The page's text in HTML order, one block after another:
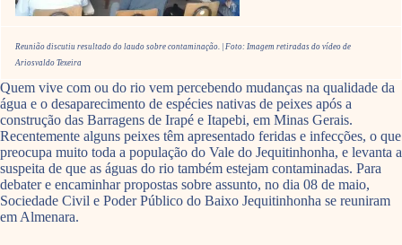
Reunião discutiu resultado do laudo sobre contaminação. | Foto: Imagem retiradas do vídeo de
Ariosvaldo Texeira
Quem vive com ou do rio vem percebendo mudanças na qualidade da
água e o desaparecimento de espécies nativas de peixes após a
construção das Barragens de Irapé e Itapebi, em Minas Gerais.
Recentemente alguns peixes têm apresentado feridas e infecções, o que
preocupa muito toda a população do Vale do Jequitinhonha, e levanta a
suspeita de que as águas do rio também estejam contaminadas. Para
debater e encaminhar propostas sobre assunto, no dia 08 de maio,
Sociedade Civil e Poder Público do Baixo Jequitinhonha se reuniram
em Almenara.